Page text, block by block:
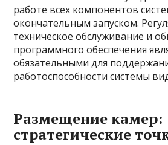
работе всех компонентов
окончательным запуском.
техническое обслуживание и
программного обеспечения
обязательными для
работоспособности системы
Размещение камер:
стратегические